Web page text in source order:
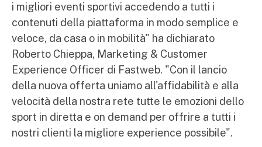
i migliori eventi sportivi accedendo a tutti i
contenuti della piattaforma in modo semplice e
veloce, da casa o in mobilità" ha dichiarato
Roberto Chieppa, Marketing & Customer
Experience Officer di Fastweb. "Con il lancio
della nuova offerta uniamo all'affidabilità e alla
velocità della nostra rete tutte le emozioni dello
sport in diretta e on demand per offrire a tutti i
nostri clienti la migliore experience possibile".